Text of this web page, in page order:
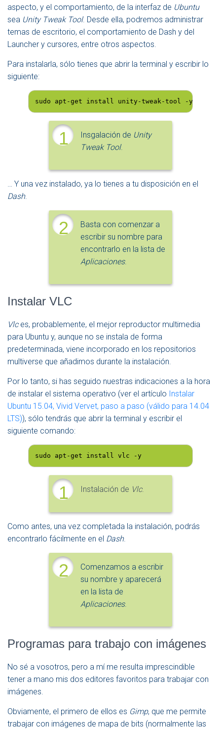
aspecto, y el comportamiento, de la interfaz de Ubuntu
sea Unity Tweak Tool. Desde ella, podremos administrar
temas de escritorio, el comportamiento de Dash y del
Launcher y cursores, entre otros aspectos.
Para instalarla, sólo tienes que abrir la terminal y escribir lo
siguiente:
sudo apt-get install unity-tweak-tool -y
1 Insgalación de Unity
Tweak Tool.
… Y una vez instalado, ya lo tienes a tu disposición en el
Dash.
2
Basta con comenzar a
escribir su nombre para
encontrarlo en la lista de
Aplicaciones.
Instalar VLC
Vlces, probablemente, el mejor reproductor multimedia
para Ubuntu y, aunque no se instala de forma
predeterminada, viene incorporado en los repositorios
multiverse que añadimos durante la instalación.
Por lo tanto, si has seguido nuestras indicaciones a la hora
de instalar el sistema operativo (ver el artículo Instalar
Ubuntu 15.04, Vivid Vervet, paso a paso (válido para 14.04
LTS)), sólo tendrás que abrir la terminal y escribir el
siguiente comando:
sudo apt-get install vlc -y
1 Instalación de Vlc.
Como antes, una vez completada la instalación, podrás
encontrarlo fácilmente en el Dash.
2
Comenzamos a escribir
su nombre y aparecerá
en la lista de
Aplicaciones.
Programas para trabajo con imágenes
No sé a vosotros, pero a mí me resulta imprescindible
tener a mano mis dos editores favoritos para trabajar con
imágenes.
Obviamente, el primero de ellos es Gimp, que me permite
trabajar con imágenes de mapa de bits (normalmente las